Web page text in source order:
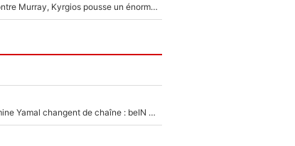
Victime de racisme contre Murray, Kyrgios pousse un énorme coup de gueule !
Kylian Mbappé et Lamine Yamal changent de chaîne : beIN SPORTS ne digère pas cette décision historique et prédit un fiasco pour la Liga